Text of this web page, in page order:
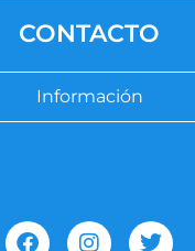
CONTACTO
Información
F
I
T